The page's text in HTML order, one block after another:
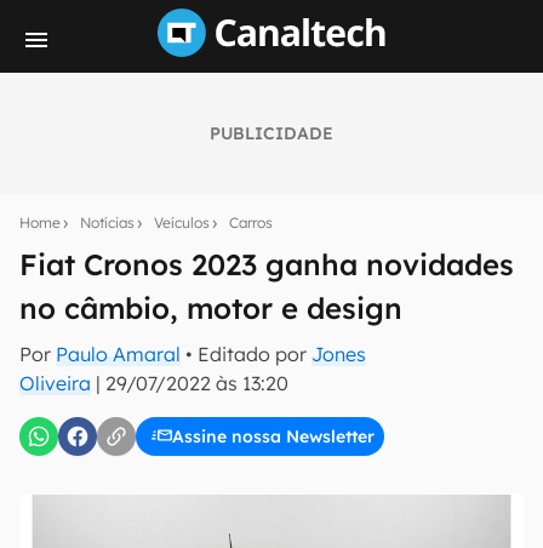
PUBLICIDADE
Home Notícias Veículos Carros
Fiat Cronos 2023 ganha novidades
no câmbio, motor e design
Por Paulo Amaral • Editado por Jones
Oliveira | 29/07/2022 às 13:20
Assine nossa Newsletter
notícias e reviews sobre tecnologia em primeira
mão.
E-mail